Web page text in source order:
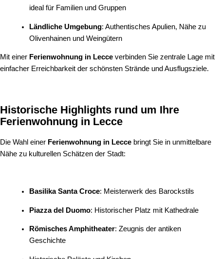
ideal für Familien und Gruppen
Ländliche Umgebung: Authentisches Apulien, Nähe zu
Olivenhainen und Weingütern
Mit einer Ferienwohnung in Lecce verbinden Sie zentrale Lage mit
einfacher Erreichbarkeit der schönsten Strände und Ausflugsziele.
Historische Highlights rund um Ihre
Ferienwohnung in Lecce
Die Wahl einer Ferienwohnung in Lecce bringt Sie in unmittelbare
Nähe zu kulturellen Schätzen der Stadt:
Basilika Santa Croce: Meisterwerk des Barockstils
Piazza del Duomo: Historischer Platz mit Kathedrale
Römisches Amphitheater: Zeugnis der antiken
Geschichte